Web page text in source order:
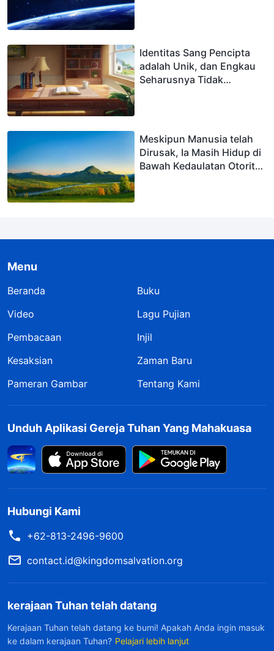
Identitas Sang Pencipta
adalah Unik, dan Engkau
Seharusnya Tidak
Meskipun Manusia telah
Dirusak, Ia Masih Hidup di
Bawah Kedaulatan Otoritas
Menu
Beranda
Buku
Video
Lagu Pujian
Pembacaan
Injil
Kesaksian
Zaman Baru
Pameran Gambar
Tentang Kami
Unduh Aplikasi Gereja Tuhan Yang Mahakuasa
Hubungi Kami
+62-813-2496-9600
contact.id@kingdomsalvation.org
kerajaan Tuhan telah datang
Kerajaan Tuhan telah datang ke bumi! Apakah Anda ingin masuk
ke dalam kerajaan Tuhan? Pelajari lebih lanjut